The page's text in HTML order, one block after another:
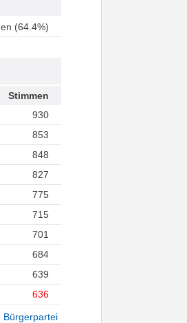
(64.4%)
Stimmen
930
853
848
827
775
715
701
684
639
636
Bürgerpartei